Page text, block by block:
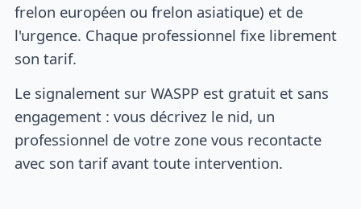
frelon européen ou frelon asiatique) et de
l'urgence. Chaque professionnel fixe librement
son tarif.
Le signalement sur WASPP est gratuit et sans
engagement : vous décrivez le nid, un
professionnel de votre zone vous recontacte
avec son tarif avant toute intervention.